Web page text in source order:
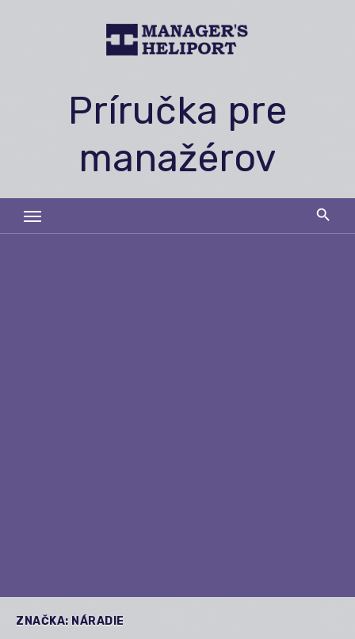
Príručka pre
manažérov
ZNAČKA: NÁRADIE